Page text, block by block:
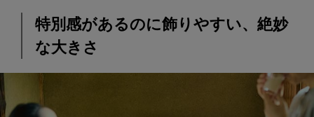
特別感があるのに飾りやすい、絶妙
な大きさ